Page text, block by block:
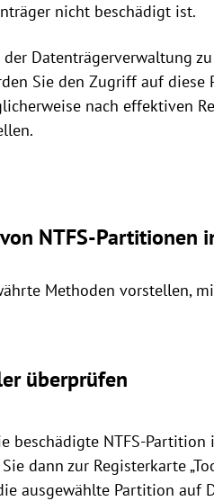
nicht beschädigt ist.
Datenträgerverwaltung
Sie den Zugriff auf
nach effektiven
NTFS-
Methoden vorstellen,
überprüfen
beschädigte NTFS-
dann zur Registerkarte
ausgewählte Partition auf